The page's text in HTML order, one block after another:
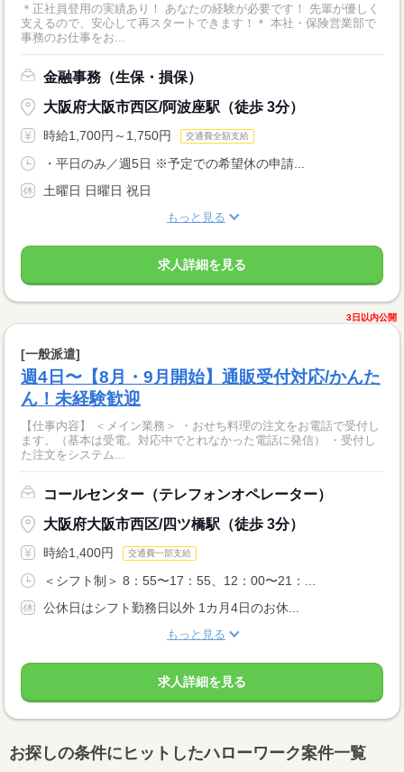
＊正社員登用の実績あり！ あなたの経験が必要です！ 先輩が優しく
支えるので、安心して再スタートできます！＊ 本社・保険営業部で
事務のお仕事をお...
金融事務（生保・損保）
大阪府大阪市西区/阿波座駅（徒歩 3分）
時給1,700円～1,750円 交通費全額支給
・平日のみ／週5日 ※予定での希望休の申請...
土曜日 日曜日 祝日
もっと見る
求人詳細を見る
3日以内公開
[一般派遣]
週4日〜【8月・9月開始】通販受付対応/かんた
ん！未経験歓迎
【仕事内容】 ＜メイン業務＞ ・おせち料理の注文をお電話で受付し
ます。（基本は受電。対応中でとれなかった電話に発信） ・受付し
た注文をシステム...
コールセンター（テレフォンオペレーター）
大阪府大阪市西区/四ツ橋駅（徒歩 3分）
時給1,400円 交通費一部支給
＜シフト制＞ 8：55〜17：55、12：00〜21：...
公休日はシフト勤務日以外 1カ月4日のお休...
もっと見る
求人詳細を見る
お探しの条件にヒットしたハローワーク案件一覧